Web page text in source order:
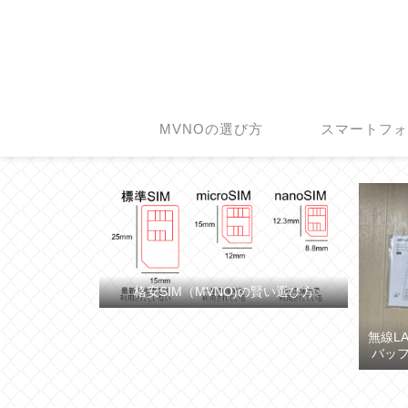
MVNOの選び方 スマートフ
格安SIM（MVNO)の賢い選び方
無線
バッ